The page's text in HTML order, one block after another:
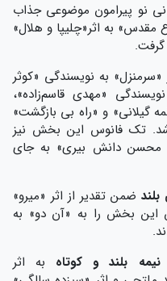
نو پیرامون موضوعی جذاب
به اثر«چلیپا و هلال»
گرفت.
«سرمنزل» به نویسندگی «کوثر
«مهدی قاسم‌زاده»،
گیلانی» و «راه بی بازگشت»
شد. تک فانوس این بخش نیز
محسن دانش بیری» به جای
بلند ضمن تقدیر از اثر «میرو»
این بخش را به «آن دو» به
نیمه بلند و کوتاه به اثر